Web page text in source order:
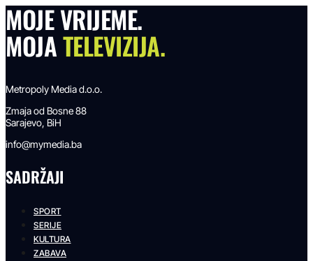
MOJE VRIJEME.
MOJATELEVIZIJA.
Metropoly Media d.o.o.
Zmaja od Bosne 88
Sarajevo, BiH
info@mymedia.ba
SADRŽAJI
SPORT
SERIJE
KULTURA
ZABAVA